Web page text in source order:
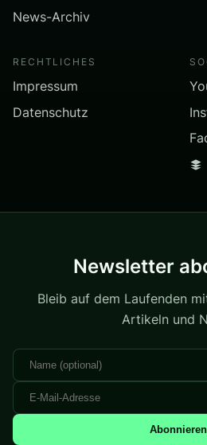
News-Archiv
RECHTLICHES
Impressum
Datenschutz
Newsletter
Bleib auf dem Laufenden
Artikeln und
Abonnieren